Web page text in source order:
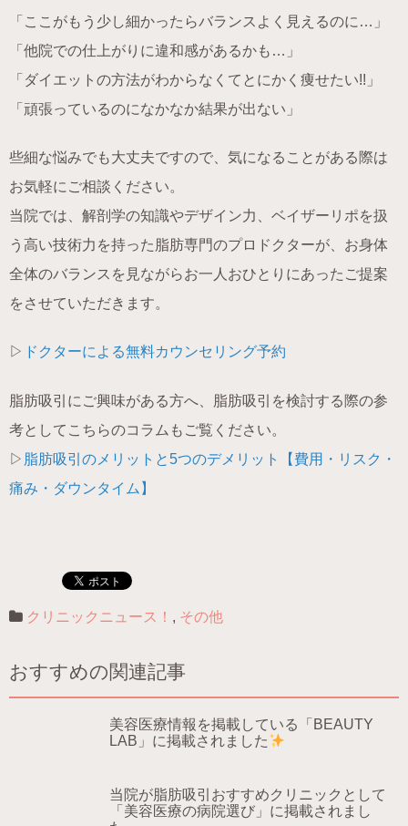
「ここがもう少し細かったらバランスよく見えるのに…」
「他院での仕上がりに違和感があるかも…」
「ダイエットの方法がわからなくてとにかく痩せたい!!」
「頑張っているのになかなか結果が出ない」
些細な悩みでも大丈夫ですので、気になることがある際は
お気軽にご相談ください。
当院では、解剖学の知識やデザイン力、ベイザーリポを扱
う高い技術力を持った脂肪専門のプロドクターが、お身体
全体のバランスを見ながらお一人おひとりにあったご提案
をさせていただきます。
▷ ドクターによる無料カウンセリング予約
脂肪吸引にご興味がある方へ、脂肪吸引を検討する際の参
考としてこちらのコラムもご覧ください。
▷ 脂肪吸引のメリットと5つのデメリット【費用・リスク・
痛み・ダウンタイム】
クリニックニュース！ , その他
おすすめの関連記事
美容医療情報を掲載している「BEAUTY
LAB」に掲載されました
当院が脂肪吸引おすすめクリニックとして
「美容医療の病院選び」に掲載されまし